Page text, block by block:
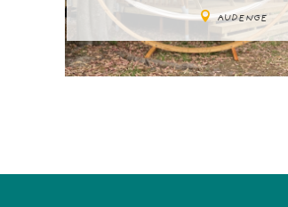
AUDENGE